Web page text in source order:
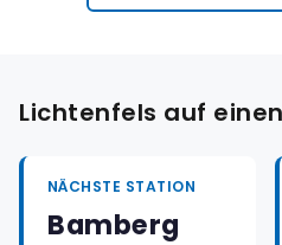
Lichtenfels auf
NÄCHSTE STATION
Bamberg